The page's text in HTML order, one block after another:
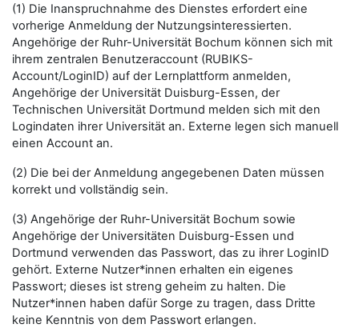
(1) Die Inanspruchnahme des Dienstes erfordert eine
vorherige Anmeldung der Nutzungsinteressierten.
Angehörige der Ruhr-Universität Bochum können sich mit
ihrem zentralen Benutzeraccount (RUBIKS-
Account/LoginID) auf der Lernplattform anmelden,
Angehörige der Universität Duisburg-Essen, der
Technischen Universität Dortmund melden sich mit den
Logindaten ihrer Universität an. Externe legen sich manuell
einen Account an.
(2) Die bei der Anmeldung angegebenen Daten müssen
korrekt und vollständig sein.
(3) Angehörige der Ruhr-Universität Bochum sowie
Angehörige der Universitäten Duisburg-Essen und
Dortmund verwenden das Passwort, das zu ihrer LoginID
gehört. Externe Nutzer*innen erhalten ein eigenes
Passwort; dieses ist streng geheim zu halten. Die
Nutzer*innen haben dafür Sorge zu tragen, dass Dritte
keine Kenntnis von dem Passwort erlangen.